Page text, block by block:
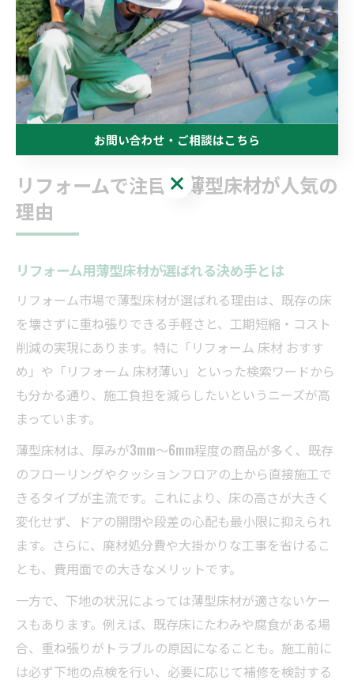
それぞれの生活スタイルや将来のライフステージ変化も
見据えて、床材選びを行うことが失敗しないリフォーム
のコツです。複数の床材サンプルを自宅で試したり、専
門家に相談して安全性や耐久性をチェックすることも重
要です。
リフォームで注目の薄型床材が人気の
理由
リフォーム用薄型床材が選ばれる決め手とは
リフォーム市場で薄型床材が選ばれる理由は、既存の床
を壊さずに重ね張りできる手軽さと、工期短縮・コスト
削減の実現にあります。特に「リフォーム 床材 おすす
め」や「リフォーム 床材薄い」といった検索ワードから
も分かる通り、施工負担を減らしたいというニーズが高
まっています。
薄型床材は、厚みが3mm〜6mm程度の商品が多く、既存
のフローリングやクッションフロアの上から直接施工で
きるタイプが主流です。これにより、床の高さが大きく
変化せず、ドアの開閉や段差の心配も最小限に抑えられ
ます。さらに、廃材処分費や大掛かりな工事を省けるこ
とも、費用面での大きなメリットです。
一方で、下地の状況によっては薄型床材が適さないケー
スもあります。例えば、既存床にたわみや腐食がある場
合、重ね張りがトラブルの原因になることも。施工前に
は必ず下地の点検を行い、必要に応じて補修を検討する
お問い合わせ・ご相談はこちら
お問い合わせ・ご相談はこちら